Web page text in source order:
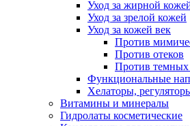
Уход за жирной
Уход за зрелой кожей
Уход за кожей век
Против
Против отеков
Против темных
Функциональные
Хелаторы,
Витамины и минералы
Гидролаты косметические